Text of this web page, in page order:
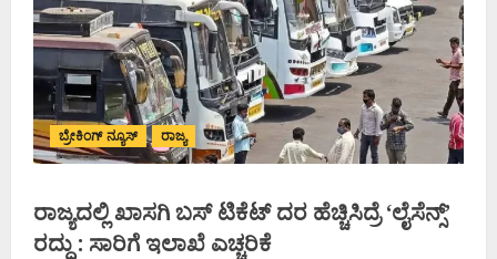
ಬ್ರೇಕಿಂಗ್ ನ್ಯೂಸ್ ರಾಜ್ಯ
ರಾಜ್ಯದಲ್ಲಿ ಖಾಸಗಿ ಬಸ್ ಟಿಕೆಟ್ ದರ ಹೆಚ್ಚಿಸಿದ್ರೆ ‘ಲೈಸೆನ್ಸ್’
ರದ್ದು : ಸಾರಿಗೆ ಇಲಾಖೆ ಎಚ್ಚರಿಕೆ